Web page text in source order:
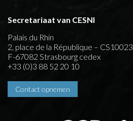
Secretariaat van CESNI
Palais du Rhin
2, place de la République – CS10023
F-67082 Strasbourg cedex
+33 (0)3 88 52 20 10
Contact opnemen